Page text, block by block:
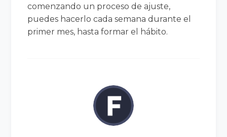
comenzando un proceso de ajuste,
puedes hacerlo cada semana durante el
primer mes, hasta formar el hábito.